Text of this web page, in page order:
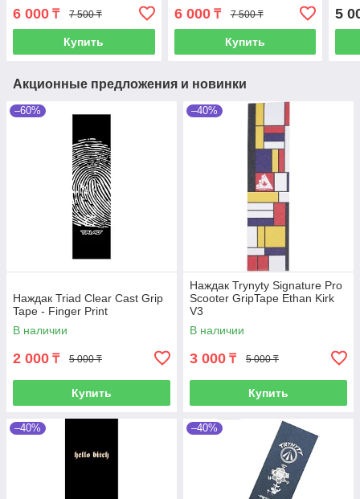
6 000 ₸ 7 500 ₸
Купить
6 000₸ 7 500 ₸
Купить
5
Акционные предложения и новинки
–60%
Наждак Triad Clear Cast Grip
Tape - Finger Print
В наличии
2 000 ₸ 5 000 ₸
Купить
–40%
Наждак Trynyty Signature Pro
Scooter GripTape Ethan Kirk
V3
В наличии
3 000 ₸ 5 000 ₸
Купить
–40% –40%